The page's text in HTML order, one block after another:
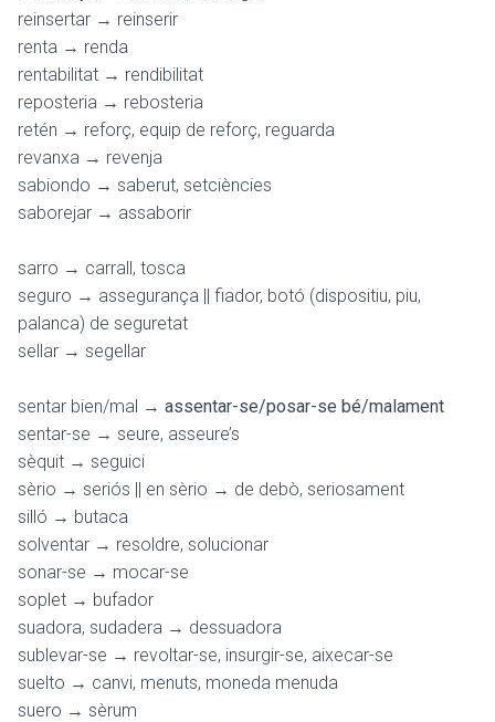
reinsertar → reinserir
renta → renda
rentabilitat → rendibilitat
reposteria → rebosteria
retén → reforç, equip de reforç, reguarda
revanxa → revenja
sabiondo → saberut, setciències
saborejar → assaborir
sarro → carrall, tosca
seguro → assegurança || fiador, botó (dispositiu, piu,
palanca) de seguretat
sellar → segellar
sentar bien/mal → assentar-se/posar-se bé/malament
sentar-se → seure, asseure’s
sèquit → seguici
sèrio → seriós || en sèrio → de debò, seriosament
silló → butaca
solventar → resoldre, solucionar
sonar-se → mocar-se
soplet → bufador
suadora, sudadera → dessuadora
sublevar-se → revoltar-se, insurgir-se, aixecar-se
suelto → canvi, menuts, moneda menuda
suero → sèrum